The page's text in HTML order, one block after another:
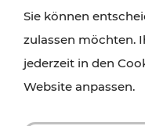
Sie können
zulassen möchten.
jederzeit in den
Website anpassen.